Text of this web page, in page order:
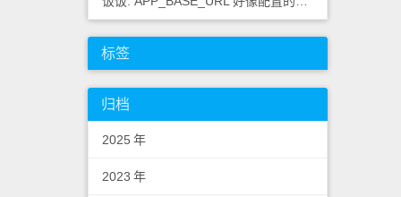
标签
归档
2025 年
2023 年